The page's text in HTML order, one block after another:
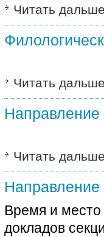
Читать
Читать
Читать
Направление
Время и
докладов